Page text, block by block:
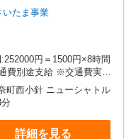
たま事業
円＝1500円×8時間
費別途支給 ※交通費実費
町西小針 ニューシャトル
詳細を見る